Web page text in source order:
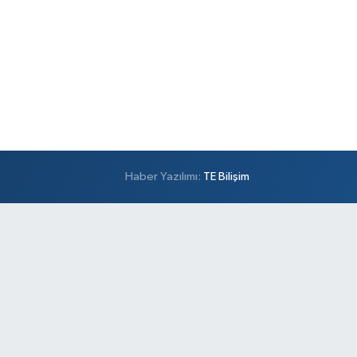
Haber Yazılımı: TE Bilişim